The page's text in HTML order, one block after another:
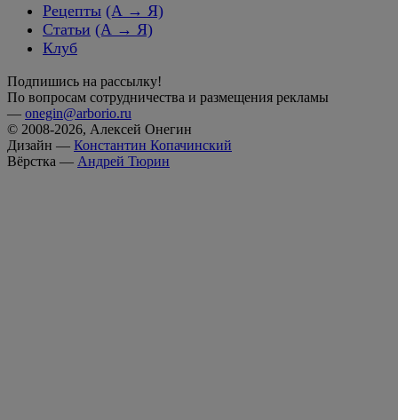
Рецепты (А → Я)
Статьи (А → Я)
Клуб
Подпишись на рассылку!
По вопросам сотрудничества и размещения рекламы
— onegin@arborio.ru
© 2008-2026, Алексей Онегин
Дизайн — Константин Копачинский
Вёрстка — Андрей Тюрин